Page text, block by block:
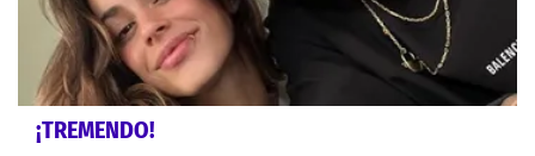
¡TREMENDO!